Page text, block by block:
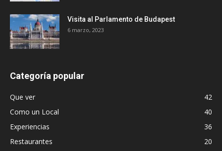
Visita al Parlamento de Budapest
6 marzo, 2023
Categoría popular
Que ver
42
Como un Local
40
Experiencias
36
Restaurantes
20